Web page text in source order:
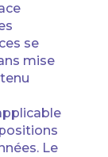
se
mise
Le